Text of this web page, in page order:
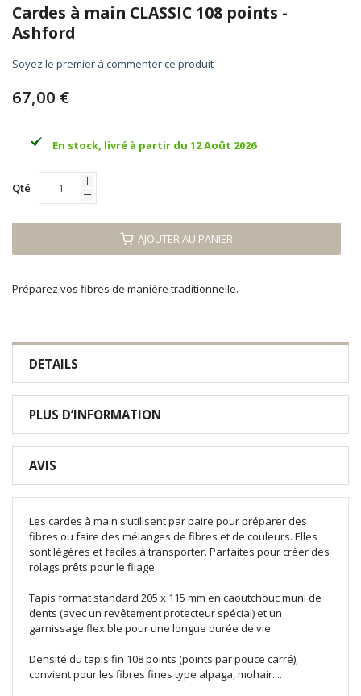
to
the
beginning
the
gallery
Cardes à main CLASSIC 108 points -
Ashford
Soyez le premier à commenter ce produit
67,00 €
En stock, livré à partir du 12 Août 2026
Qté
AJOUTER AU PANIER
Préparez vos fibres de manière traditionnelle.
DETAILS
PLUS D’INFORMATION
AVIS
Les cardes à main s’utilisent par paire pour préparer des
fibres ou faire des mélanges de fibres et de couleurs. Elles
sont légères et faciles à transporter. Parfaites pour créer des
rolags prêts pour le filage.
Tapis format standard 205 x 115 mm en caoutchouc muni de
dents (avec un revêtement protecteur spécial) et un
garnissage flexible pour une longue durée de vie.
Densité du tapis fin 108 points (points par pouce carré),
convient pour les fibres fines type alpaga, mohair....